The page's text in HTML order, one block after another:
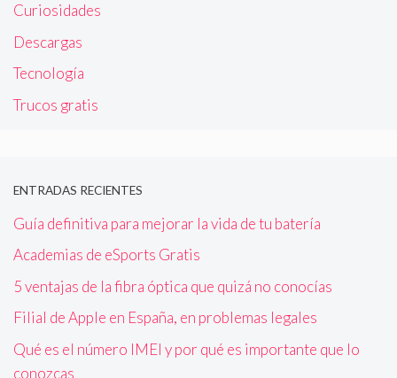
Curiosidades
Descargas
Tecnología
Trucos gratis
ENTRADAS RECIENTES
Guía definitiva para mejorar la vida de tu batería
Academias de eSports Gratis
5 ventajas de la fibra óptica que quizá no conocías
Filial de Apple en España, en problemas legales
Qué es el número IMEI y por qué es importante que lo
conozcas